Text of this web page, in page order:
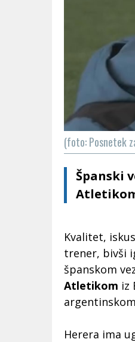
(foto: Posnetek
Španski
Kvalitet,
trener, bivši
španskom
Atletikom iz
Herera ima